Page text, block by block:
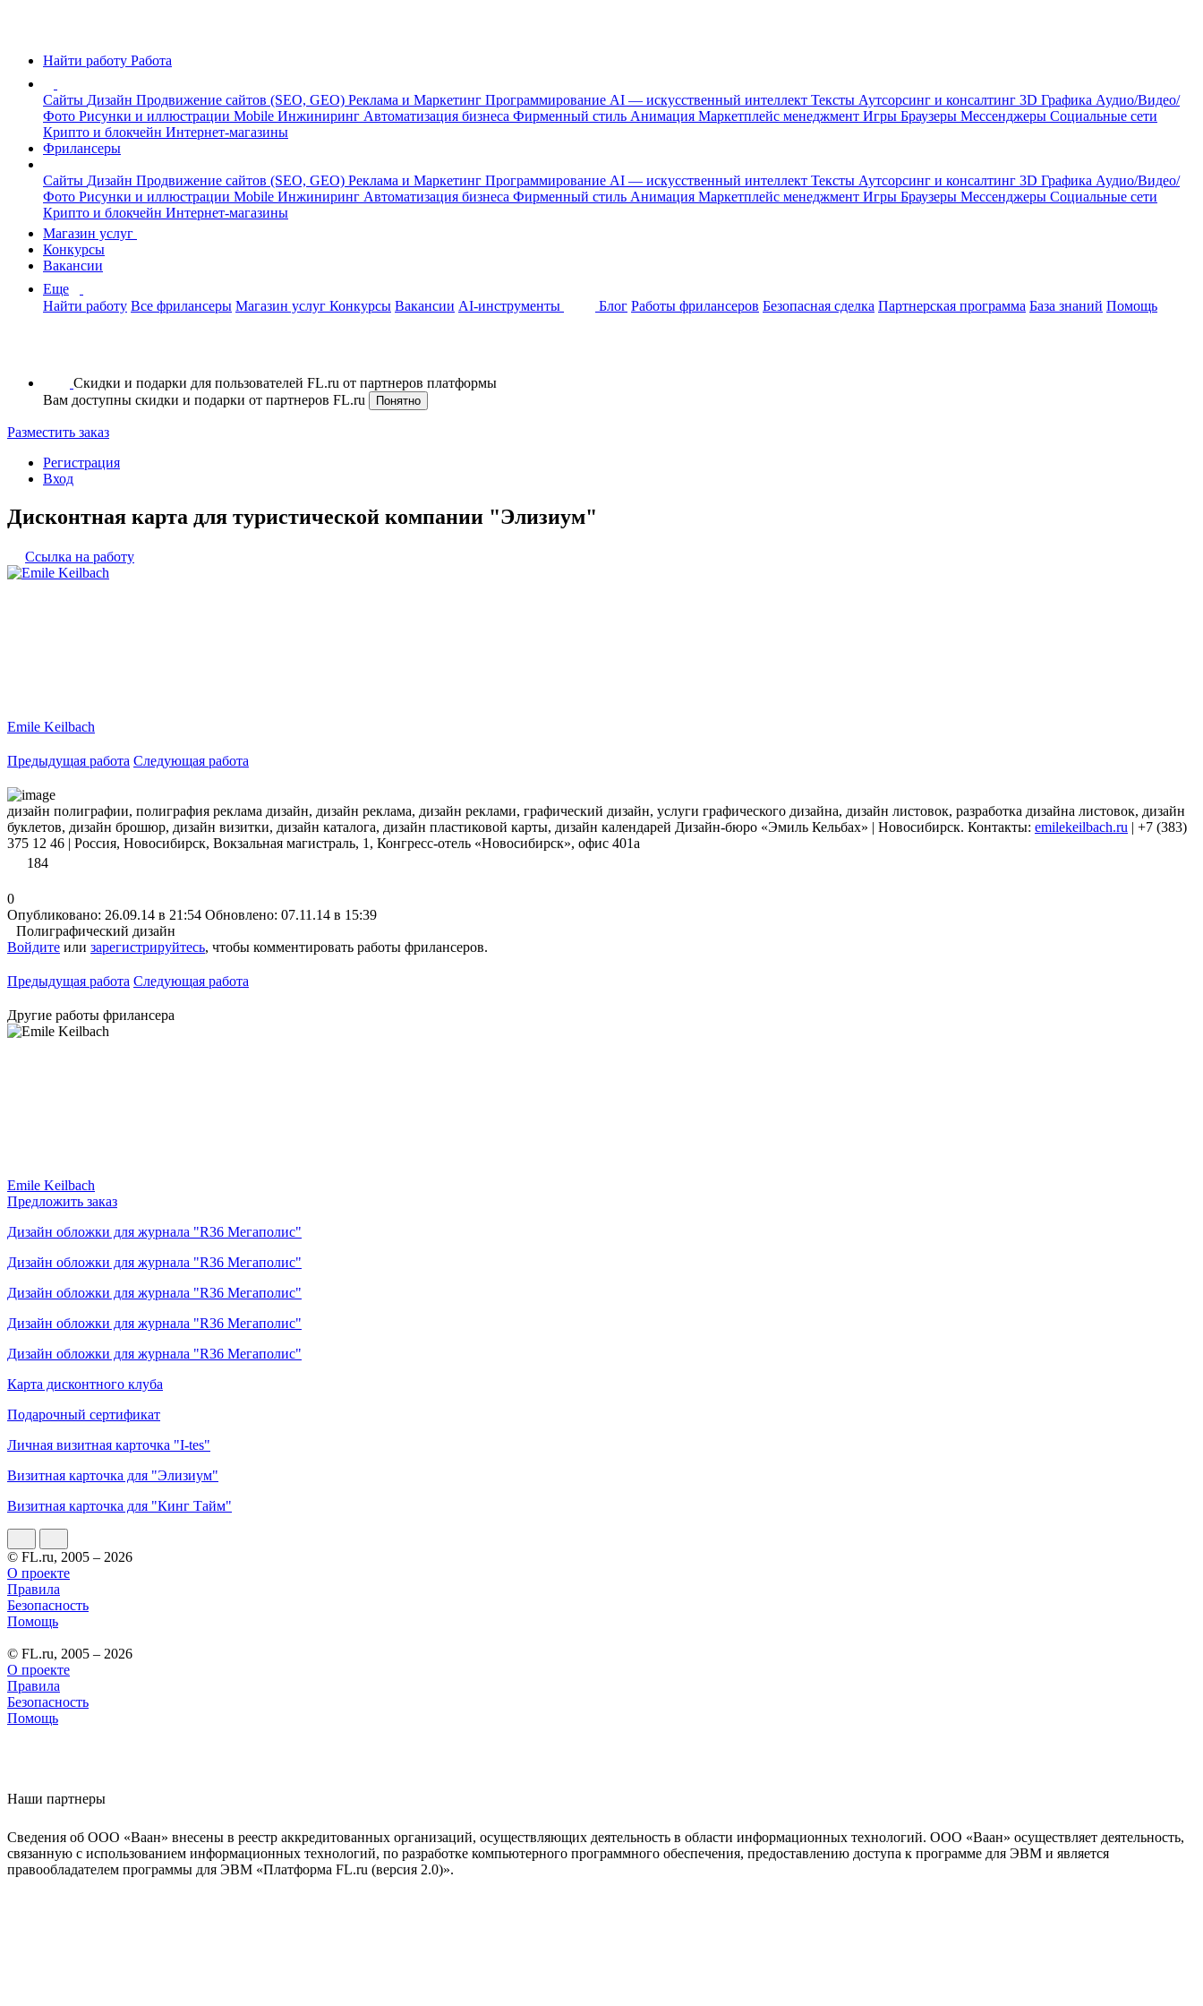
Найти работу Работа
Сайты Дизайн Продвижение сайтов (SEO, GEO) Реклама и Маркетинг Программирование AI — искусственный интеллект Тексты Аутсорсинг и консалтинг 3D Графика Аудио/Видео/
Фото Рисунки и иллюстрации Mobile Инжиниринг Автоматизация бизнеса Фирменный стиль Анимация Маркетплейс менеджмент Игры Браузеры Мессенджеры Социальные сети
Крипто и блокчейн Интернет-магазины
Фрилансеры
Сайты Дизайн Продвижение сайтов (SEO, GEO) Реклама и Маркетинг Программирование AI — искусственный интеллект Тексты Аутсорсинг и консалтинг 3D Графика Аудио/Видео/
Фото Рисунки и иллюстрации Mobile Инжиниринг Автоматизация бизнеса Фирменный стиль Анимация Маркетплейс менеджмент Игры Браузеры Мессенджеры Социальные сети
Крипто и блокчейн Интернет-магазины
Магазин услуг
Конкурсы
Вакансии
Еще
Найти работу Все фрилансеры Магазин услуг Конкурсы Вакансии AI-инструменты Блог Работы фрилансеров Безопасная сделка Партнерская программа База знаний Помощь
Скидки и подарки для пользователей FL.ru от партнеров платформы
Вам доступны скидки и подарки от партнеров FL.ru
Понятно
Разместить заказ
Регистрация
Вход
Дисконтная карта для туристической компании "Элизиум"
Ссылка на работу
Emile Keilbach
Предыдущая работа Следующая работа
дизайн полиграфии, полиграфия реклама дизайн, дизайн реклама, дизайн реклами, графический дизайн, услуги графического дизайна, дизайн листовок, разработка дизайна листовок, дизайн
буклетов, дизайн брошюр, дизайн визитки, дизайн каталога, дизайн пластиковой карты, дизайн календарей Дизайн-бюро «Эмиль Кельбах» | Новосибирск. Контакты: emilekeilbach.ru | +7 (383)
375 12 46 | Россия, Новосибирск, Вокзальная магистраль, 1, Конгресс-отель «Новосибирск», офис 401а
184
0
Опубликовано: 26.09.14 в 21:54 Обновлено: 07.11.14 в 15:39
Полиграфический дизайн
Войдите или зарегистрируйтесь, чтобы комментировать работы фрилансеров.
Предыдущая работа Следующая работа
Другие работы фрилансера
Emile Keilbach
Предложить заказ
Дизайн обложки для журнала "R36 Мегаполис"
Дизайн обложки для журнала "R36 Мегаполис"
Дизайн обложки для журнала "R36 Мегаполис"
Дизайн обложки для журнала "R36 Мегаполис"
Дизайн обложки для журнала "R36 Мегаполис"
Карта дисконтного клуба
Подарочный сертификат
Личная визитная карточка "I-tes"
Визитная карточка для "Элизиум"
Визитная карточка для "Кинг Тайм"
© FL.ru, 2005 – 2026
О проекте
Правила
Безопасность
Помощь
© FL.ru, 2005 – 2026
О проекте
Правила
Безопасность
Помощь
Наши партнеры
Сведения об ООО «Ваан» внесены в реестр аккредитованных организаций, осуществляющих деятельность в области информационных технологий. ООО «Ваан» осуществляет деятельность,
связанную с использованием информационных технологий, по разработке компьютерного программного обеспечения, предоставлению доступа к программе для ЭВМ и является
правообладателем программы для ЭВМ «Платформа FL.ru (версия 2.0)».